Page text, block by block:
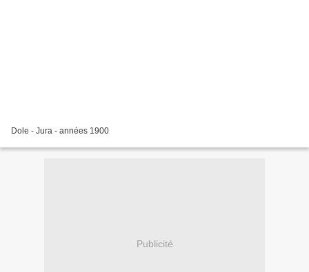
Dole - Jura - années 1900
Publicité